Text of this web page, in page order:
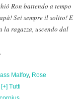
Ron battendo a tempo
Sei sempre il solito! E
la ragazza, uscendo dal
Malfoy, Rose
[+] Tutti